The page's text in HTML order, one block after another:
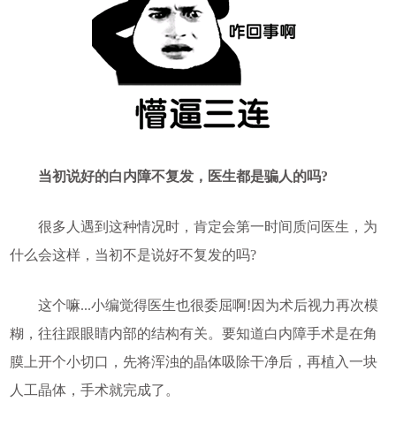
当初说好的白内障不复发，医生都是骗人的吗?
很多人遇到这种情况时，肯定会第一时间质问医生，为
什么会这样，当初不是说好不复发的吗?
这个嘛...小编觉得医生也很委屈啊!因为术后视力再次模
糊，往往跟眼睛内部的结构有关。要知道白内障手术是在角
膜上开个小切口，先将浑浊的晶体吸除干净后，再植入一块
人工晶体，手术就完成了。